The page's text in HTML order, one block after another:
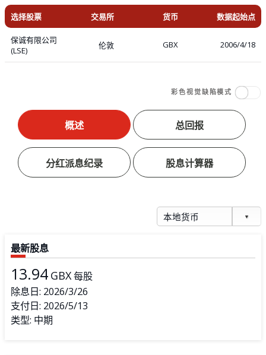
选择股票 交易所 货币 数据起始点
保诚有限公司
(LSE)
伦敦 GBX 2006/4/18
彩色视觉缺陷模式
概述 总回报
分红派息纪录 股息计算器
本地货币 ▼
最新股息
13.94 GBX每股
除息日: 2026/3/26
支付日: 2026/5/13
类型: 中期